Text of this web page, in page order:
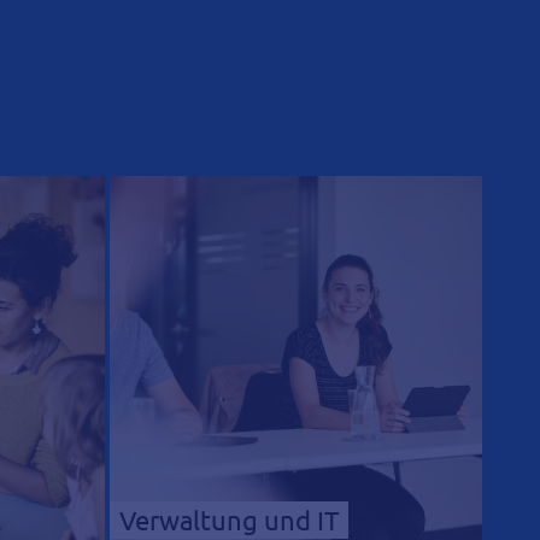
Verwaltung und IT